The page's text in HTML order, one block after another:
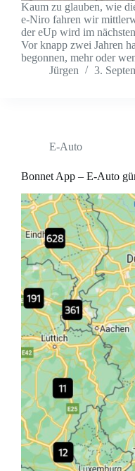
Kaum zu glauben, wie
e-Niro fahren wir
der eUp wird im
Vor knapp zwei Jahren
begonnen, mehr oder
Jürgen
3.
E-Auto
Bonnet App – E-Auto